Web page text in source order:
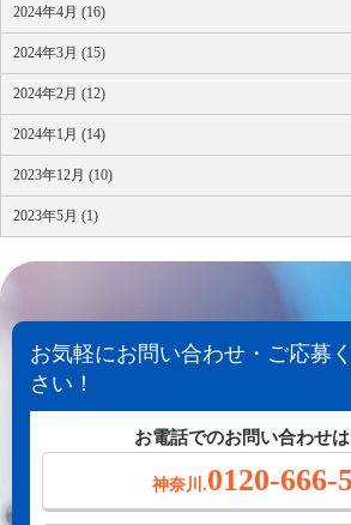
2024年4月 (16)
2024年3月 (15)
2024年2月 (12)
2024年1月 (14)
2023年12月 (10)
2023年5月 (1)
お気軽にお問い合わせ・ご応募
さい！
お電話でのお問い合わせ
神奈川.0120-666-